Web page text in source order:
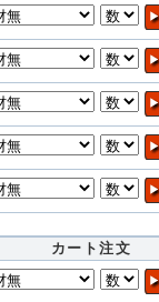
カート注文